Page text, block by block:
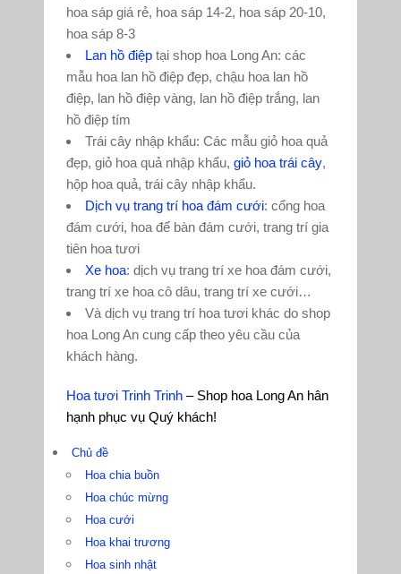
hoa sáp giá rẻ, hoa sáp 14-2, hoa sáp 20-10,
hoa sáp 8-3
Lan hồ điệp tại shop hoa Long An: các
mẫu hoa lan hồ điệp đẹp, chậu hoa lan hồ
điệp, lan hồ điệp vàng, lan hồ điệp trắng, lan
hồ điệp tím
Trái cây nhập khẩu: Các mẫu giỏ hoa quả
đẹp, giỏ hoa quả nhập khẩu, giỏ hoa trái cây,
hộp hoa quả, trái cây nhập khẩu.
Dịch vụ trang trí hoa đám cưới: cổng hoa
đám cưới, hoa để bàn đám cưới, trang trí gia
tiên hoa tươi
Xe hoa: dịch vụ trang trí xe hoa đám cưới,
trang trí xe hoa cô dâu, trang trí xe cưới…
Và dịch vụ trang trí hoa tươi khác do shop
hoa Long An cung cấp theo yêu cầu của
khách hàng.
Hoa tươi Trinh Trinh – Shop hoa Long An hân
hạnh phục vụ Quý khách!
Chủ đề
Hoa chia buồn
Hoa chúc mừng
Hoa cưới
Hoa khai trương
Hoa sinh nhật